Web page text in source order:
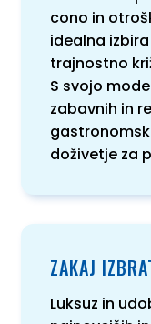
cono in
idealna
trajnostno
S svojo
zabavnih in
doživetje za
ZAKAJ
Luksuz in